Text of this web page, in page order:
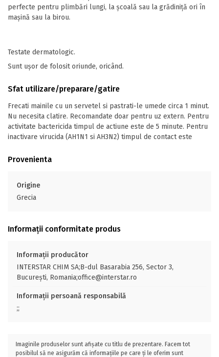
perfecte pentru plimbări lungi, la școală sau la grădiniță ori în
mașină sau la birou.
Testate dermatologic.
Sunt ușor de folosit oriunde, oricând.
Sfat utilizare/preparare/gatire
Frecati mainile cu un servetel si pastrati-le umede circa 1 minut.
Nu necesita clatire. Recomandate doar pentru uz extern. Pentru
activitate bactericida timpul de actiune este de 5 minute. Pentru
inactivare virucida (AH1N1 si AH3N2) timpul de contact este
Provenienta
Origine
Grecia
Informații conformitate produs
Informații producător
INTERSTAR CHIM SA;B-dul Basarabia 256, Sector 3,
București, Romania;office@interstar.ro
Informații persoană responsabilă
;;
Imaginile produselor sunt afișate cu titlu de prezentare. Facem tot
posibilul să ne asigurăm că informațiile pe care ți le oferim sunt